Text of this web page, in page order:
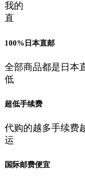
我的
直
100%日本直邮
全部商品都是日本
低
超低手续费
代购的越多手续费
运
国际邮费便宜